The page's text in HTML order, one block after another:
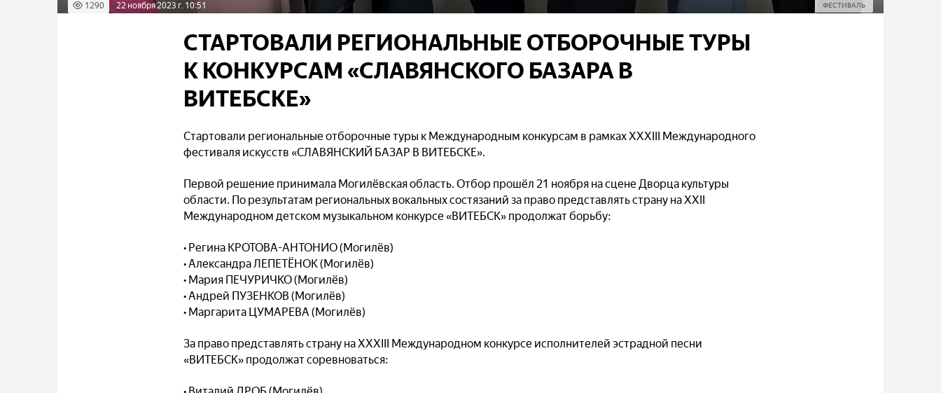
1290 22 ноября 2023 г. 10:51 ФЕСТИВАЛЬ
СТАРТОВАЛИ РЕГИОНАЛЬНЫЕ ОТБОРОЧНЫЕ ТУРЫ
К КОНКУРСАМ «СЛАВЯНСКОГО БАЗАРА В
ВИТЕБСКЕ»
Стартовали региональные отборочные туры к Международным конкурсам в рамках XXXIII Международного
фестиваля искусств «СЛАВЯНСКИЙ БАЗАР В ВИТЕБСКЕ».
Первой решение принимала Могилёвская область. Отбор прошёл 21 ноября на сцене Дворца культуры
области. По результатам региональных вокальных состязаний за право представлять страну на ХXII
Международном детском музыкальном конкурсе «ВИТЕБСК» продолжат борьбу:
• Регина КРОТОВА-АНТОНИО (Могилёв)
• Александра ЛЕПЕТЁНОК (Могилёв)
• Мария ПЕЧУРИЧКО (Могилёв)
• Андрей ПУЗЕНКОВ (Могилёв)
• Маргарита ЦУМАРЕВА (Могилёв)
За право представлять страну на XXXIII Международном конкурсе исполнителей эстрадной песни
«ВИТЕБСК» продолжат соревноваться: